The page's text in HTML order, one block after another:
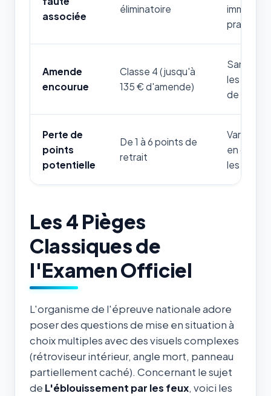
associée
éliminatoire
pratique.
Amende
encourue
Classe 4 (jusqu'à
135 € d'amende)
Sanction
les
de cette
Perte de
points
potentielle
De 1 à 6 points de
retrait
Variable
en
les
Les 4 Pièges
Classiques de
l'Examen Officiel
L'organisme de l'épreuve nationale adore
poser des questions de mise en situation à
choix multiples avec des visuels complexes
(rétroviseur intérieur, angle mort, panneau
partiellement caché). Concernant le sujet
de L'éblouissement par les feux, voici les